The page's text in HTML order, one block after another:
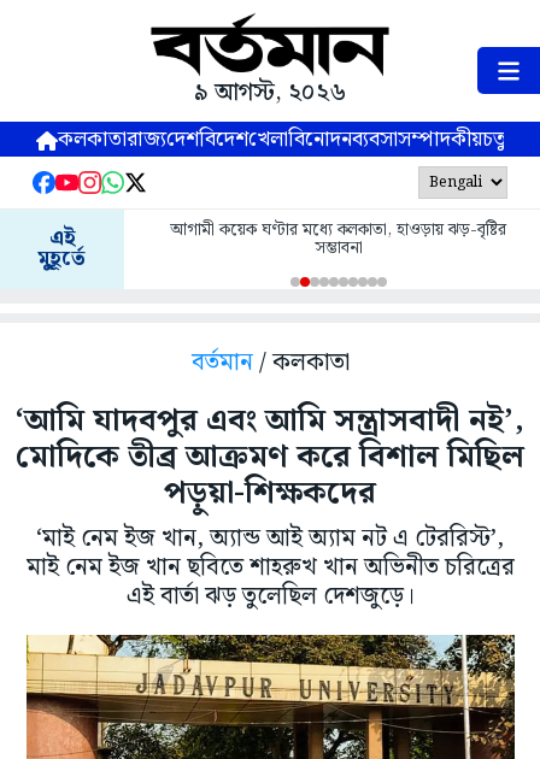
৯ আগস্ট, ২০২৬
কলকাতারাজ্যদেশবিদেশখেলাবিনোদনব্যবসাসম্পাদকীয়
এই
মুহূর্তে
আগামী কয়েক ঘণ্টার মধ্যে কলকাতা, হাওড়ায় ঝড়-বৃষ্টির
সম্ভাবনা
বর্তমান/ কলকাতা
‘আমি যাদবপুর এবং আমি সন্ত্রাসবাদী নই’,
মোদিকে তীব্র আক্রমণ করে বিশাল মিছিল
পড়ুয়া-শিক্ষকদের
‘মাই নেম ইজ খান, অ্যান্ড আই অ্যাম নট এ টেররিস্ট’,
মাই নেম ইজ খান ছবিতে শাহরুখ খান অভিনীত চরিত্রের
এই বার্তা ঝড় তুলেছিল দেশজুড়ে।